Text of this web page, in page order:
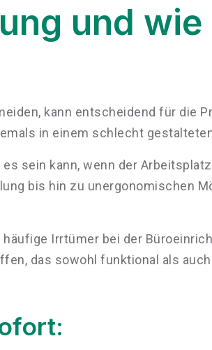
und wie
kann entscheidend für die
in einem schlecht
sein kann, wenn der
bis hin zu unergonomischen
Irrtümer bei der
das sowohl funktional als